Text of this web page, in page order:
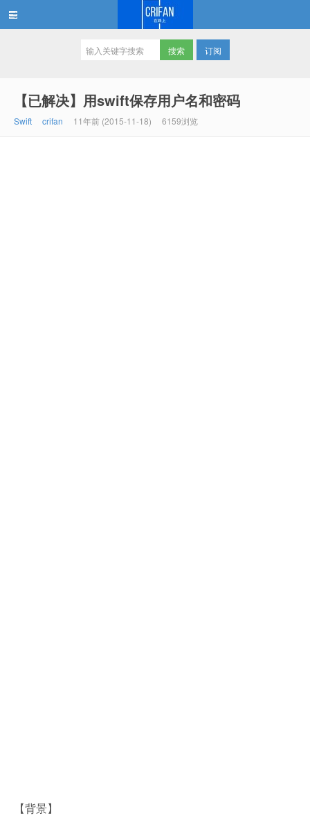
订阅
【已解决】用swift保存用户名和密码
Swift crifan 11年前 (2015-11-18) 6159浏览
【背景】